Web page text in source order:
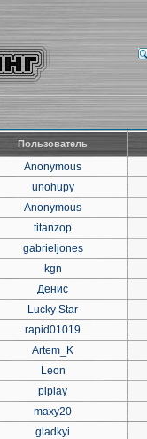
Пользователь
Anonymous
unohupy
Anonymous
titanzop
gabrieljones
kgn
Денис
Lucky Star
rapid01019
Artem_K
Leon
piplay
maxy20
gladkyi